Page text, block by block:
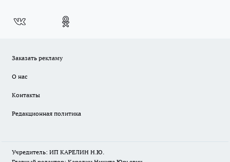
Заказать рекламу
О нас
Контакты
Редакционная политика
Учредитель: ИП КАРЕЛИН Н.Ю.